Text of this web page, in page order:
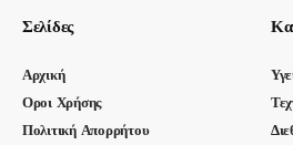
Σελίδες
Αρχική
Οροι Χρήσης
Πολιτική Απορρήτου